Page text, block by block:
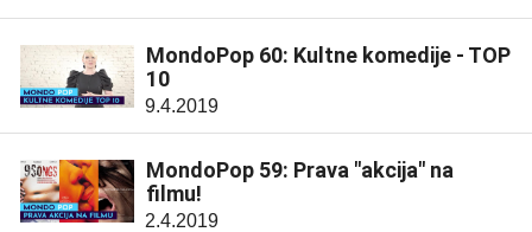
MondoPop 60: Kultne komedije - TOP
10
9.4.2019
MondoPop 59: Prava "akcija" na
filmu!
2.4.2019